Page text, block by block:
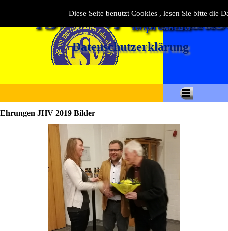
Diese Seite benutzt Cookies , lesen Sie bitte die
Datenschutzerklärung
Ehrungen JHV 2019 Bilder